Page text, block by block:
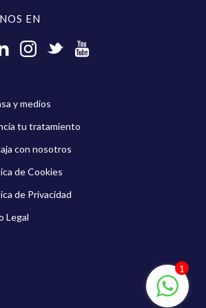
EN
y medios
tu tratamiento
con nosotros
de Cookies
de Privacidad
Legal
1